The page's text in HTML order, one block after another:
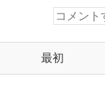
最初